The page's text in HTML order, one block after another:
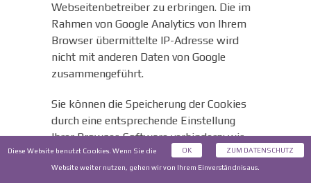
Webseitenbetreiber zu erbringen. Die im
Rahmen von Google Analytics von Ihrem
Browser übermittelte IP-Adresse wird
nicht mit anderen Daten von Google
zusammengeführt.
Sie können die Speicherung der Cookies
durch eine entsprechende Einstellung
Ihrer Browser-Software verhindern; wir
weisen Sie jedoch darauf hin, dass Sie in
diesem Fall gegebenenfalls nicht
ZUM DATENSCHUTZ
OK
Diese Website benutzt Cookies. Wenn Sie die
Website weiter nutzen, gehen wir von Ihrem Einverständnis aus.